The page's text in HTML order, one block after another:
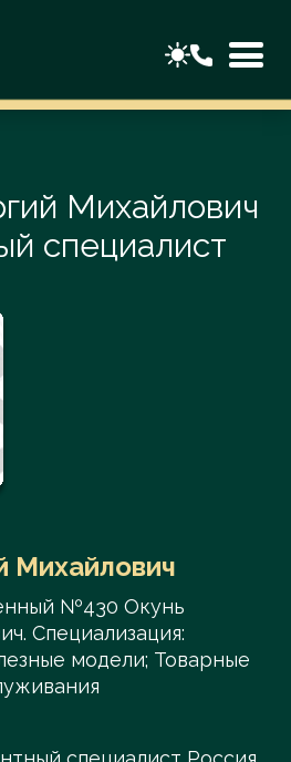
Михайлович
специалист
Михайлович
№430 Окунь
Специализация:
модели; Товарные